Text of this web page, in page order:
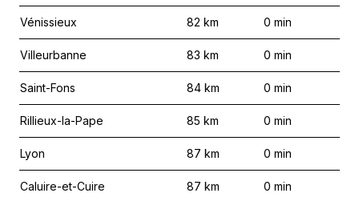
Vénissieux 82 km 0 min
Villeurbanne 83 km 0 min
Saint-Fons 84 km 0 min
Rillieux-la-Pape 85 km 0 min
Lyon 87 km 0 min
Caluire-et-Cuire 87 km 0 min